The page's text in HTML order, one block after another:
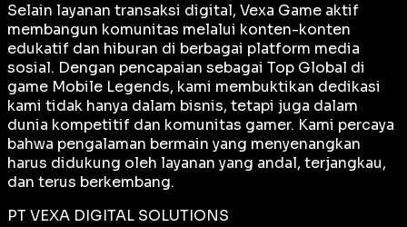
Selain layanan transaksi digital, Vexa Game aktif
membangun komunitas melalui konten-konten
edukatif dan hiburan di berbagai platform media
sosial. Dengan pencapaian sebagai Top Global di
game Mobile Legends, kami membuktikan dedikasi
kami tidak hanya dalam bisnis, tetapi juga dalam
dunia kompetitif dan komunitas gamer. Kami percaya
bahwa pengalaman bermain yang menyenangkan
harus didukung oleh layanan yang andal, terjangkau,
dan terus berkembang.
PT VEXA DIGITAL SOLUTIONS